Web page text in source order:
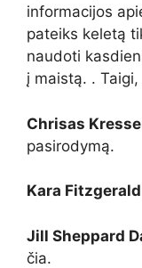
informacijos
pateiks keletą
naudoti
į maistą. .
Chrisas
pasirodymą.
Kara
Jill Sheppard
čia.